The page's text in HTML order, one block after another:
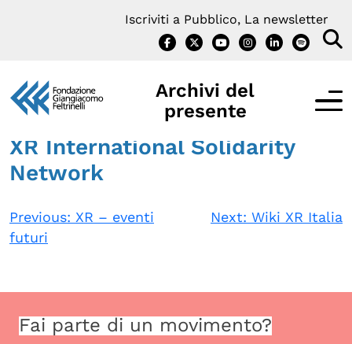
Iscriviti a Pubblico, La newsletter
Archivi del
presente
Contatti
XR International Solidarity
Network
Navigazione
articoli
Previous: XR – eventi
futuri
Next: Wiki XR Italia
Fai parte di un movimento?